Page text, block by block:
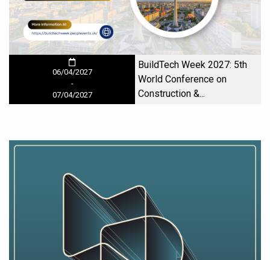
06/04/2027
-
07/04/2027
BuildTech Week 2027: 5th
World Conference on
Construction &...